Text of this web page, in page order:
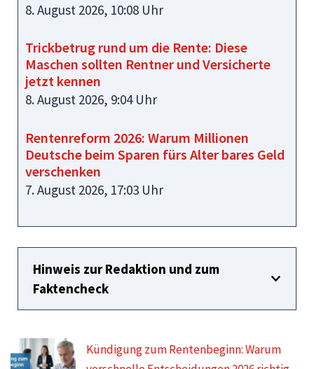
8. August 2026, 10:08 Uhr
Trickbetrug rund um die Rente: Diese
Maschen sollten Rentner und Versicherte
jetzt kennen
8. August 2026, 9:04 Uhr
Rentenreform 2026: Warum Millionen
Deutsche beim Sparen fürs Alter bares Geld
verschenken
7. August 2026, 17:03 Uhr
Hinweis zur Redaktion und zum
Faktencheck
Kündigung zum Rentenbeginn: Warum